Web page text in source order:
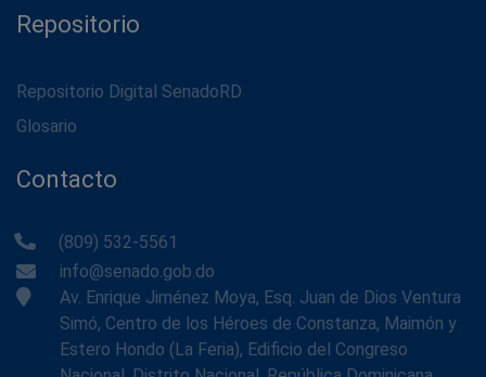
Repositorio
Repositorio Digital SenadoRD
Glosario
Contacto
(809) 532-5561
info@senado.gob.do
Av. Enrique Jiménez Moya, Esq. Juan de Dios Ventura
Simó, Centro de los Héroes de Constanza, Maimón y
Estero Hondo (La Feria), Edificio del Congreso